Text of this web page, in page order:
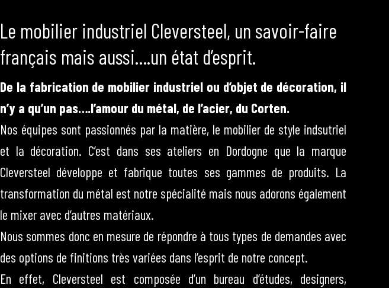
Le mobilier industriel Cleversteel, un savoir-faire
français mais aussi….un état d’esprit.
De la fabrication de mobilier industriel ou d’objet de décoration, il
n’y a qu’un pas….l’amour du métal, de l’acier, du Corten.
Nos équipes sont passionnés par la matière, le mobilier de style indsutriel
et la décoration. C’est dans ses ateliers en Dordogne que la marque
Cleversteel développe et fabrique toutes ses gammes de produits. La
transformation du métal est notre spécialité mais nous adorons également
le mixer avec d’autres matériaux.
Nous sommes donc en mesure de répondre à tous types de demandes avec
des options de finitions très variées dans l’esprit de notre concept.
En effet, Cleversteel est composée d’un bureau d’études, designers,